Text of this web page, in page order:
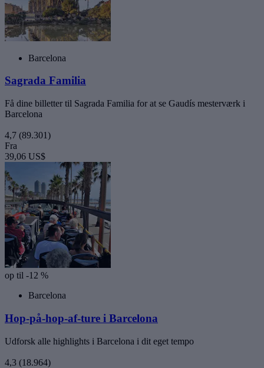
Barcelona
Sagrada Familia
Få dine billetter til Sagrada Familia for at se Gaudís mesterværk i
Barcelona
4,7 (89.301)
Fra
39,06 US$
op til -12 %
Barcelona
Hop-på-hop-af-ture i Barcelona
Udforsk alle highlights i Barcelona i dit eget tempo
4,3 (18.964)